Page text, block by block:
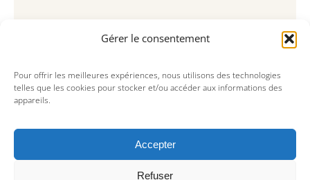
Gérer le consentement
Pour offrir les meilleures expériences, nous utilisons des technologies
telles que les cookies pour stocker et/ou accéder aux informations des
appareils.
Accepter
Refuser
Souscrire